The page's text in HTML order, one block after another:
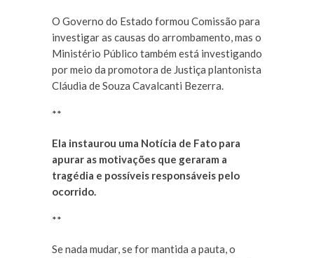
O Governo do Estado formou Comissão para
investigar as causas do arrombamento, mas o
Ministério Público também está investigando
por meio da promotora de Justiça plantonista
Cláudia de Souza Cavalcanti Bezerra.
**
Ela instaurou uma Notícia de Fato para
apurar as motivações que geraram a
tragédia e possíveis responsáveis pelo
ocorrido.
**
Se nada mudar, se for mantida a pauta, o